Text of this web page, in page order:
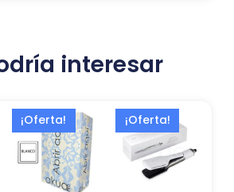
interesar
precio
actual
¡Oferta!
El
precio
original
era:
30,99 €.
El
precio
actual
es:
27,99 €.
¡Oferta!
precio
original
precio
actual
es: